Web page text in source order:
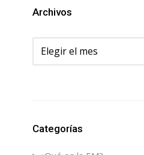
Archivos
Archivos
Categorías